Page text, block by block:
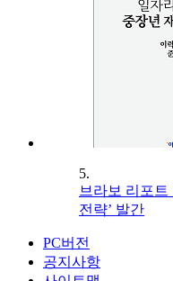
5.
브라보 리포트
전략’ 발간
PC버전
공지사항